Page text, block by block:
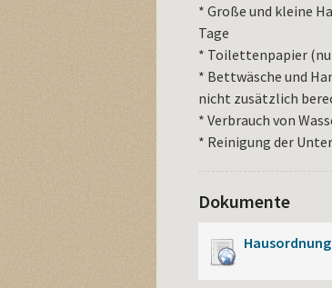
* Große und kleine
Tage
* Toilettenpapier
* Bettwäsche und
nicht zusätzlich
* Verbrauch von
* Reinigung der
Dokumente